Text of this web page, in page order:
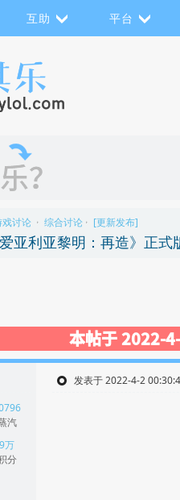
互助 平台
戏讨论 › 综合讨论 › [更新发布]
亚利亚黎明：再造》正
本帖于 2022-
汽
9万
分
发表于 2022-4-2